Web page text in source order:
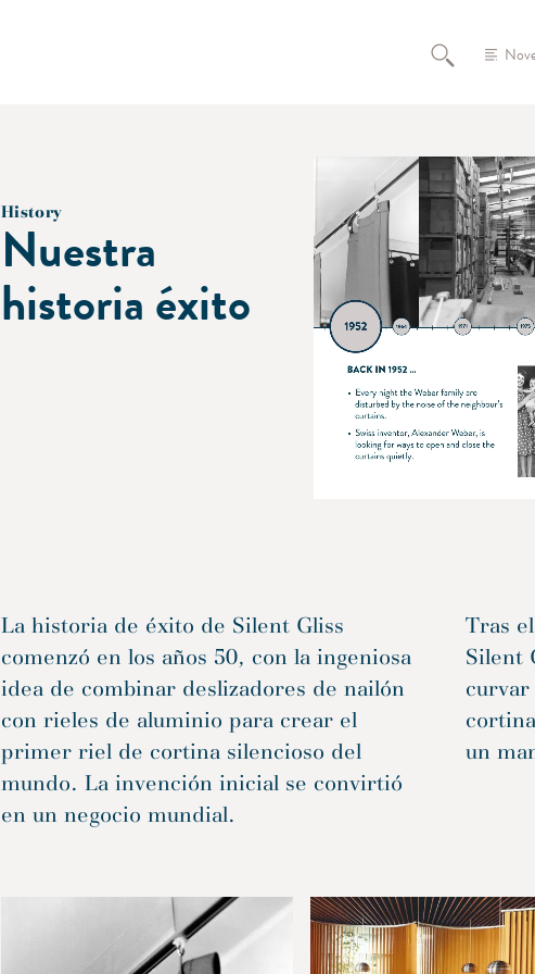
History
Nuestra
historia éxito
La historia de éxito de Silent Gliss
comenzó en los años 50, con la ingeniosa
idea de combinar deslizadores de nailón
con rieles de aluminio para crear el
primer riel de cortina silencioso del
mundo. La invención inicial se convirtió
en un negocio mundial.
Tras
Silent
un